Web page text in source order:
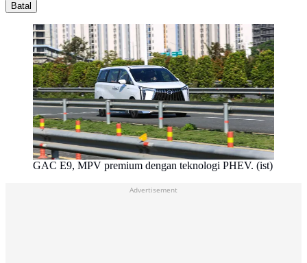
Batal
GAC E9, MPV premium dengan teknologi PHEV. (ist)
Advertisement